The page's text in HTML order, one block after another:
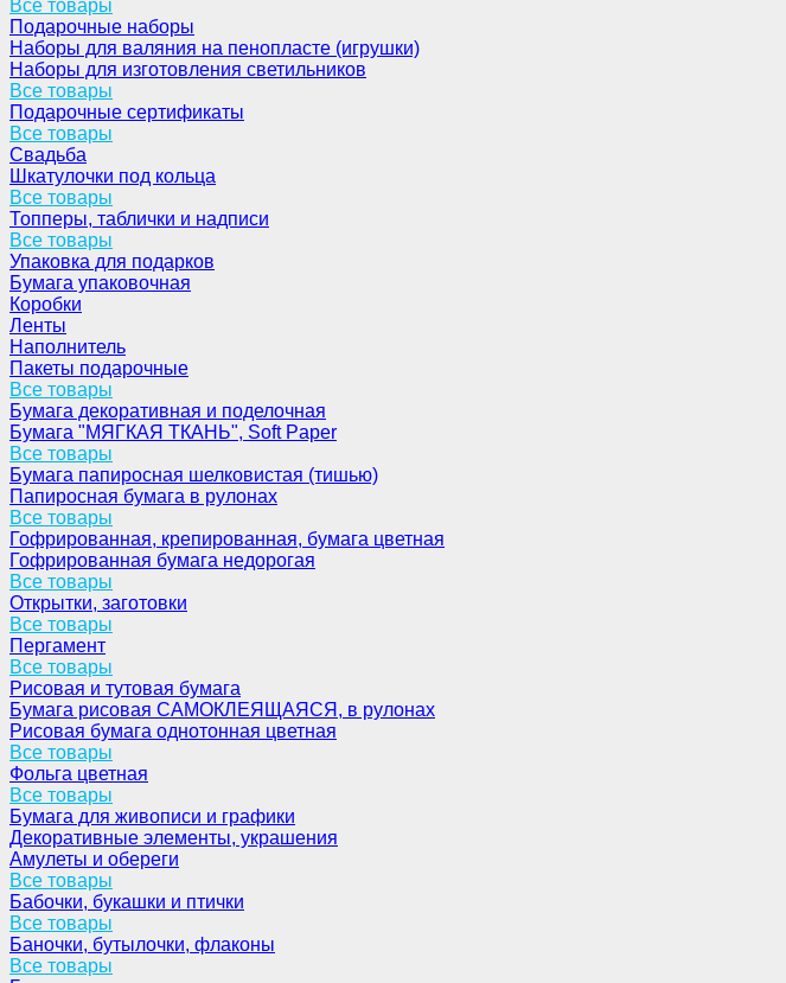
Все товары
Подарочные наборы
Наборы для валяния на пенопласте (игрушки)
Наборы для изготовления светильников
Все товары
Подарочные сертификаты
Все товары
Свадьба
Шкатулочки под кольца
Все товары
Топперы, таблички и надписи
Все товары
Упаковка для подарков
Бумага упаковочная
Коробки
Ленты
Наполнитель
Пакеты подарочные
Все товары
Бумага декоративная и поделочная
Бумага "МЯГКАЯ ТКАНЬ", Soft Paper
Все товары
Бумага папиросная шелковистая (тишью)
Папиросная бумага в рулонах
Все товары
Гофрированная, крепированная, бумага цветная
Гофрированная бумага недорогая
Все товары
Открытки, заготовки
Все товары
Пергамент
Все товары
Рисовая и тутовая бумага
Бумага рисовая САМОКЛЕЯЩАЯСЯ, в рулонах
Рисовая бумага однотонная цветная
Все товары
Фольга цветная
Все товары
Бумага для живописи и графики
Декоративные элементы, украшения
Амулеты и обереги
Все товары
Бабочки, букашки и птички
Все товары
Баночки, бутылочки, флаконы
Все товары